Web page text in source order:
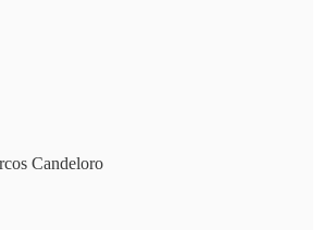
Candeloro